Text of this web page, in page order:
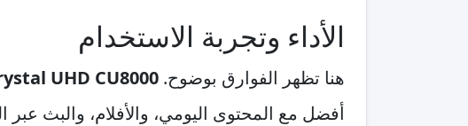
الأداء وتجربة الاستخدام
هنا تظهر الفوارق بوضوح. UHD CU8000
أفضل مع المحتوى اليومي، والأفلام، والبث